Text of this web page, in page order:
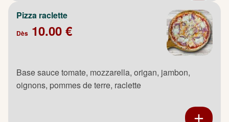
Pizza raclette
Dès 10.00 €
Base sauce tomate, mozzarella, origan, jambon,
oignons, pommes de terre, raclette